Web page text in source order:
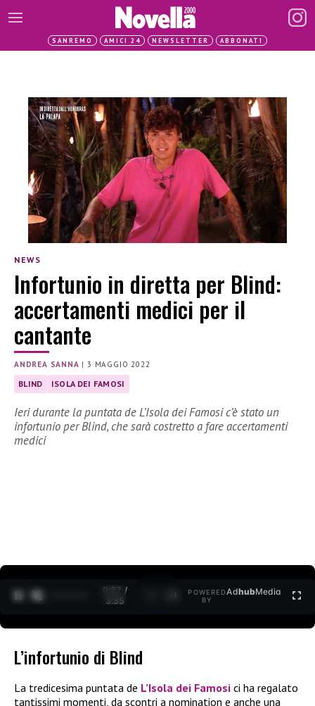
SANREMO AMICI 24 NEWSLETTER ABBONATI
NEWS
Infortunio in diretta per Blind:
accertamenti medici per il
cantante
ANDREA SANNA |3 MAGGIO 2022
BLIND ISOLA DEI FAMOSI
Ieri durante la puntata de L’Isola dei Famosi c’è stato un
infortunio per Blind, che sarà costretto a fare accertamenti
medici
0:28 /
3:35
POWERED
BY
AdhubMedia
L’infortunio di Blind
La tredicesima puntata de L’Isola dei Famosi ci ha regalato
tantissimi momenti, da scontri a nomination e anche una